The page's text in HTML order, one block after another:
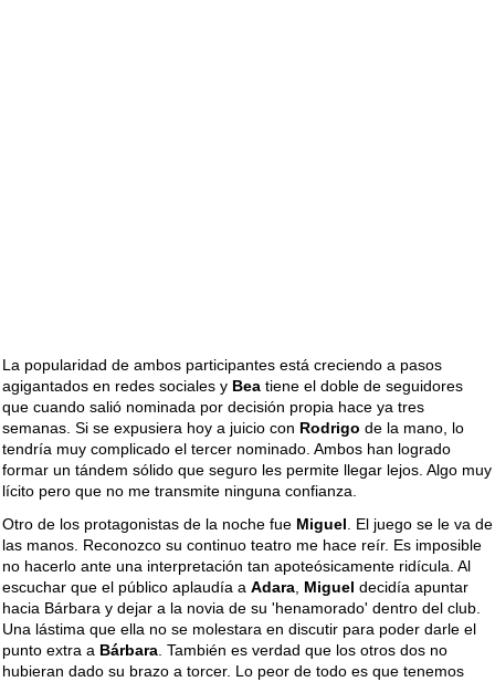
La popularidad de ambos participantes está creciendo a pasos
agigantados en redes sociales y Bea tiene el doble de seguidores
que cuando salió nominada por decisión propia hace ya tres
semanas. Si se expusiera hoy a juicio con Rodrigo de la mano, lo
tendría muy complicado el tercer nominado. Ambos han logrado
formar un tándem sólido que seguro les permite llegar lejos. Algo muy
lícito pero que no me transmite ninguna confianza.
Otro de los protagonistas de la noche fue Miguel . El juego se le va de
las manos. Reconozco su continuo teatro me hace reír. Es imposible
no hacerlo ante una interpretación tan apoteósicamente ridícula. Al
escuchar que el público aplaudía a Adara Miguel decidía apuntar
hacia Bárbara y dejar a la novia de su 'henamorado' dentro del club.
Una lástima que ella no se molestara en discutir para poder darle el
punto extra a Bárbara . También es verdad que los otros dos no
hubieran dado su brazo a torcer. Lo peor de todo es que tenemos